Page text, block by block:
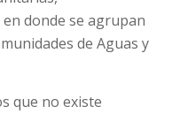
donde se agrupan
de Aguas y
que no existe